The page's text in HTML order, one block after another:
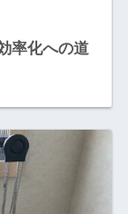
率化への道